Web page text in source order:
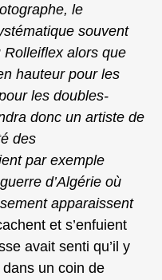
le
souvent
alors que
hauteur pour les
les doubles-
donc un artiste de
des
par exemple
d’Algérie où
apparaissent
et s’enfuient
avait senti qu’il y
un coin de